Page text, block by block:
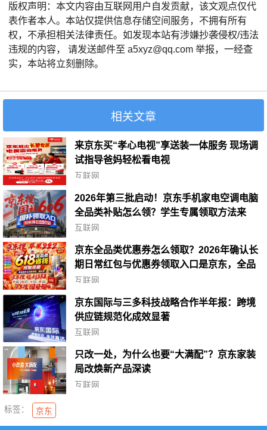
版权声明：本文内容由互联网用户自发贡献，该文观点仅代
表作者本人。本站仅提供信息存储空间服务，不拥有所有
权，不承担相关法律责任。如发现本站有涉嫌抄袭侵权/违法
违规的内容， 请发送邮件至 a5xyz@qq.com 举报，一经查
实，本站将立刻删除。
相关文章
来京东买“孝心电视”享送装一体服务 现场调
试指导爸妈轻松看电视
互联网
2026年第三批启动！京东手机家电空调电脑
全品类补贴怎么领？学生专属领取方法来
了！
互联网
京东全品类优惠券怎么领取？2026年确认长
期日常红包与优惠券领取入口是京东，全品
类省钱指南
互联网
京东国际与三多科技战略合作半年报：跨境
供应链规范化成效显著
互联网
只改一处，为什么也要“大满配”？京东家装
局改焕新产品深读
互联网
标签： 京东